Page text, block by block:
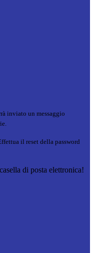
inviato un messaggio
il reset della password
di posta elettronica!